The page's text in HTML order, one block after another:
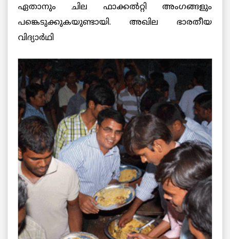
ഏതാനും ചില ഫാക്കല്‍റ്റി അംഗങ്ങളും
പങ്കെടുക്കുകയുണ്ടായി. അഖില ഭാരതീയ
വിദ്യാര്‍ഥി